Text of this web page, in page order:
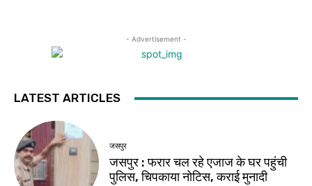
- Advertisement -
LATEST ARTICLES
जसपुर
जसपुर : फरार चल रहे एजाज के घर पहुंची
पुलिस, चिपकाया नोटिस, कराई मुनादी